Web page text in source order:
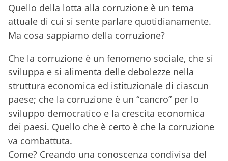
Quello della lotta alla corruzione è un tema
attuale di cui si sente parlare quotidianamente.
Ma cosa sappiamo della corruzione?
Che la corruzione è un fenomeno sociale, che si
sviluppa e si alimenta delle debolezze nella
struttura economica ed istituzionale di ciascun
paese; che la corruzione è un “cancro” per lo
sviluppo democratico e la crescita economica
dei paesi. Quello che è certo è che la corruzione
va combattuta.
Come? Creando una conoscenza condivisa del